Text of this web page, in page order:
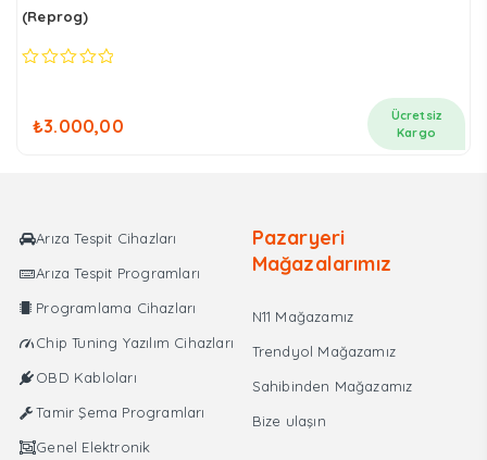
(Reprog)
₺3.000,00
Ücretsiz
Kargo
Arıza Tespit Cihazları
Arıza Tespit Programları
Programlama Cihazları
Chip Tuning Yazılım Cihazları
OBD Kabloları
Tamir Şema Programları
Genel Elektronik
Pazaryeri
Mağazalarımız
N11 Mağazamız
Trendyol Mağazamız
Sahibinden Mağazamız
Bize ulaşın